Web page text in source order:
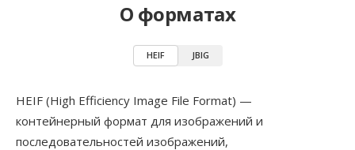
О форматах
HEIF JBIG
HEIF (High Efficiency Image File Format) —
контейнерный формат для изображений и
последовательностей изображений,